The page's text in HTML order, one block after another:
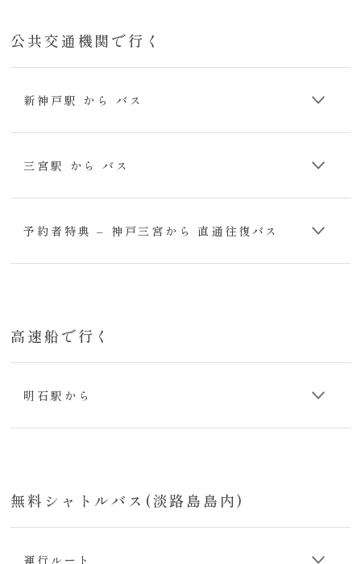
公共交通機関で行く
新神戸駅 から バス
三宮駅 から バス
予約者特典 – 神戸三宮から 直通往復バス
高速船で行く
明石駅から
無料シャトルバス(淡路島島内)
運行ルート